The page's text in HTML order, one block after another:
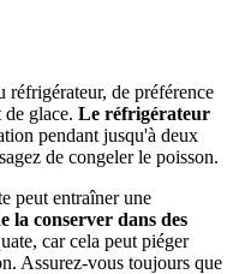
réfrigérateur, de préférence
glace. Le réfrigérateur
pendant jusqu'à deux
de congeler le poisson.
peut entraîner une
la conserver dans des
car cela peut piéger
Assurez-vous toujours que